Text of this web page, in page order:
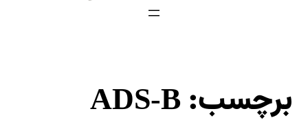
برچسب:ADS-B